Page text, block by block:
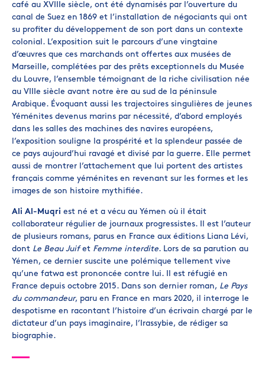
café au XVIIIe siècle, ont été dynamisés par l’ouverture du
canal de Suez en 1869 et l’installation de négociants qui ont
su profiter du développement de son port dans un contexte
colonial. L’exposition suit le parcours d’une vingtaine
d’œuvres que ces marchands ont offertes aux musées de
Marseille, complétées par des prêts exceptionnels du Musée
du Louvre, l’ensemble témoignant de la riche civilisation née
au VIIIe siècle avant notre ère au sud de la péninsule
Arabique. Évoquant aussi les trajectoires singulières de jeunes
Yéménites devenus marins par nécessité, d’abord employés
dans les salles des machines des navires européens,
l’exposition souligne la prospérité et la splendeur passée de
ce pays aujourd’hui ravagé et divisé par la guerre. Elle permet
aussi de montrer l’attachement que lui portent des artistes
français comme yéménites en revenant sur les formes et les
images de son histoire mythifiée.
Ali Al-Muqri est né et a vécu au Yémen où il était
collaborateur régulier de journaux progressistes. Il est l’auteur
de plusieurs romans, parus en France aux éditions Liana Lévi,
dont Le Beau Juifet Femme interdite. Lors de sa parution au
Yémen, ce dernier suscite une polémique tellement vive
qu’une fatwa est prononcée contre lui. Il est réfugié en
France depuis octobre 2015. Dans son dernier roman, Le Pays
du commandeur, paru en France en mars 2020, il interroge le
despotisme en racontant l’histoire d’un écrivain chargé par le
dictateur d’un pays imaginaire, l’Irassybie, de rédiger sa
biographie.